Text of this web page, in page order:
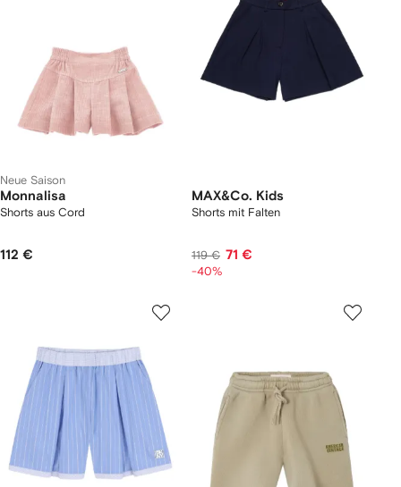
Neue Saison
Monnalisa
Shorts aus Cord
112 €
MAX&Co. Kids
Shorts mit Falten
119 € 71 €
-40%